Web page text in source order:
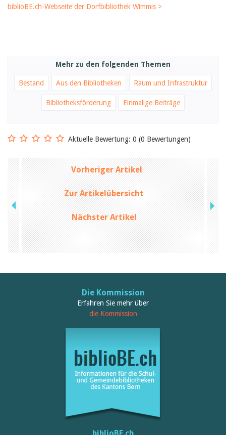
biblioBE.ch-Webseite der Dorfbibliothek Wimmis >
Mehr zu den folgenden Themen
Bestand Aus den Bibliotheken Raum und Infrastruktur
Bibliotheksförderung Einmalige Beiträge
Aktuelle Bewertung: 0 (0 Bewertungen)
Vorheriger Artikel
Zur Artikelübersicht
Nächster Artikel
Die Kommission
Erfahren Sie mehr über
die Kommission